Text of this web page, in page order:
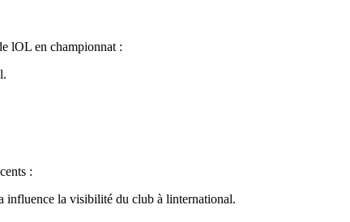
lOL en championnat :
:
influence la visibilité du club à linternational.